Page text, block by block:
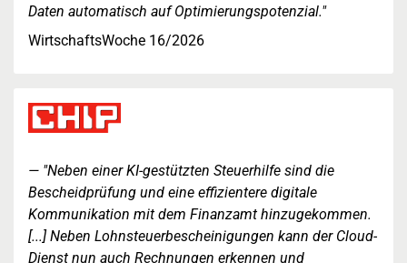
Daten automatisch auf Optimierungspotenzial."
WirtschaftsWoche 16/2026
"Neben einer KI-gestützten Steuerhilfe sind die
Bescheidprüfung und eine effizientere digitale
Kommunikation mit dem Finanzamt hinzugekommen.
[...] Neben Lohnsteuerbescheinigungen kann der Cloud-
Dienst nun auch Rechnungen erkennen und